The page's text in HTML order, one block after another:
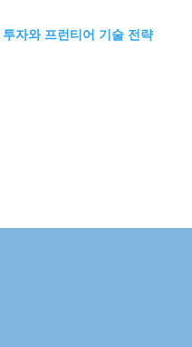
자와 프런티어 기술 전략